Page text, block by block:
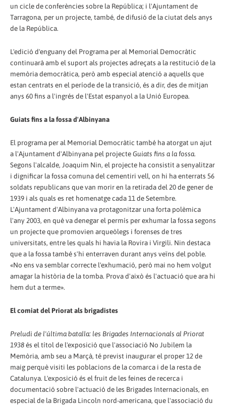
un cicle de conferències sobre la República; i l'Ajuntament de
Tarragona, per un projecte, també, de difusió de la ciutat dels anys
de la República.
L'edició d'enguany del Programa per al Memorial Democràtic
continuarà amb el suport als projectes adreçats a la restitució de la
memòria democràtica, però amb especial atenció a aquells que
estan centrats en el període de la transició, és a dir, des de mitjan
anys 60 fins a l'ingrés de l'Estat espanyol a la Unió Europea.
Guiats fins a la fossa d'Albinyana
El programa per al Memorial Democràtic també ha atorgat un ajut
a l'Ajuntament d'Albinyana pel projecteGuiats fins a la fossa.
Segons l'alcalde, Joaquim Nin, el projecte ha consistit a senyalitzar
i dignificar la fossa comuna del cementiri vell, on hi ha enterrats 56
soldats republicans que van morir en la retirada del 20 de gener de
1939 i als quals es ret homenatge cada 11 de Setembre.
L'Ajuntament d'Albinyana va protagonitzar una forta polèmica
l'any 2003, en què va denegar el permís per exhumar la fossa segons
un projecte que promovien arqueòlegs i forenses de tres
universitats, entre les quals hi havia la Rovira i Virgili. Nin destaca
que a la fossa també s'hi enterraven durant anys veïns del poble.
«No ens va semblar correcte l'exhumació, però mai no hem volgut
amagar la història de la tomba. Prova d'això és l'actuació que ara hi
hem dut a terme».
El comiat del Priorat als brigadistes
Preludi de l'última batalla: les Brigades Internacionals al Priorat
1938és el títol de l'exposició que l'associació No Jubilem la
Memòria, amb seu a Marçà, té previst inaugurar el proper 12 de
maig perquè visiti les poblacions de la comarca i de la resta de
Catalunya. L'exposició és el fruit de les feines de recerca i
documentació sobre l'actuació de les Brigades Internacionals, en
especial de la Brigada Lincoln nord-americana, que l'associació du